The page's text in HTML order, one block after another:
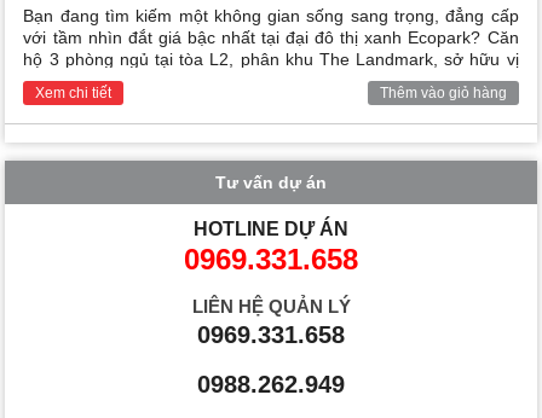
Bạn đang tìm kiếm một không gian sống sang trọng, đẳng cấp
với tầm nhìn đắt giá bậc nhất tại đại đô thị xanh Ecopark? Căn
hộ 3 phòng ngủ tại tòa L2, phân khu The Landmark, sở hữu vị
trí tầng trung lý tưởng cùng tầm view trực diện Hồ Thiên Nga
thơ mộng và hệ thống nội thất full nội thất cao cấp chính là lựa
chọn hoàn hảo cho gia đình hoặc các chuyên gia nước ngoài.
Xem chi tiết Thêm vào giỏ hàng
Tư vấn dự án
HOTLINE DỰ ÁN
0969.331.658
LIÊN HỆ QUẢN LÝ
0969.331.658
0988.262.949